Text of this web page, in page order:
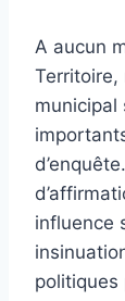
A aucun
Territoire,
municipal
influence
politiques